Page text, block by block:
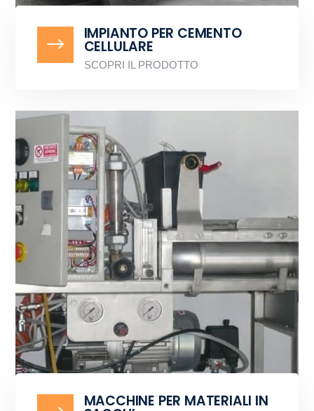
$
IMPIANTO PER CEMENTO
CELLULARE
SCOPRI IL PRODOTTO
MACCHINE PER MATERIALI IN